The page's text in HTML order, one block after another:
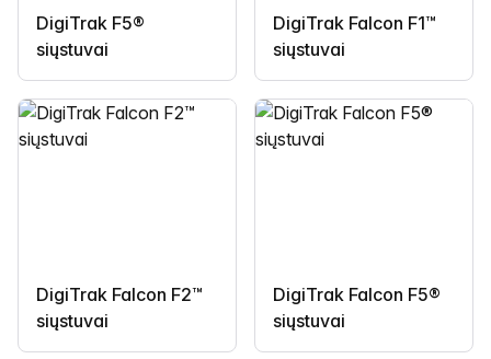
DigiTrak F5®
siųstuvai
DigiTrak Falcon F1™
siųstuvai
DigiTrak Falcon F2™
siųstuvai
DigiTrak Falcon F5®
siųstuvai